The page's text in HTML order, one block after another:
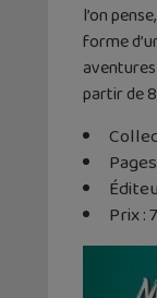
l’on
forme
partir de
Prix :